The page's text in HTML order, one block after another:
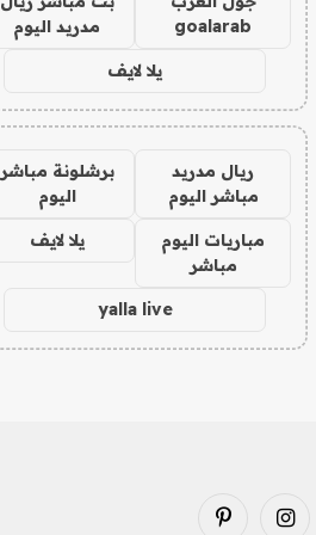
goalarab
مدريد اليوم
يلا لايف
ريال مدريد
مباشر اليوم
برشلونة مباشر
اليوم
مباريات اليوم
مباشر
يلا لايف
yalla live
الانستغرامبينتيريست